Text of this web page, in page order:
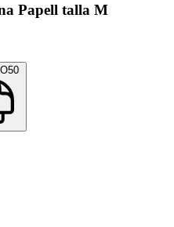
Papell talla M